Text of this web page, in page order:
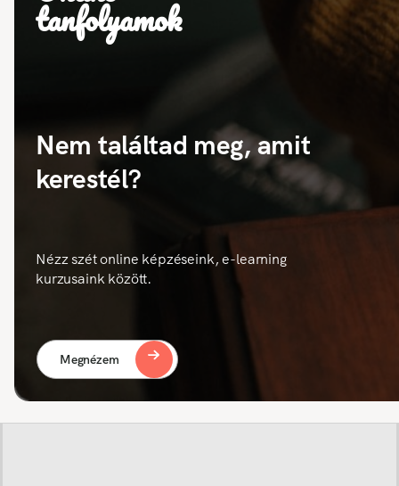
tanfolyamok
Nem találtad meg, amit
kerestél?
Nézz szét online képzéseink, e-learning
kurzusaink között.
Megnézem